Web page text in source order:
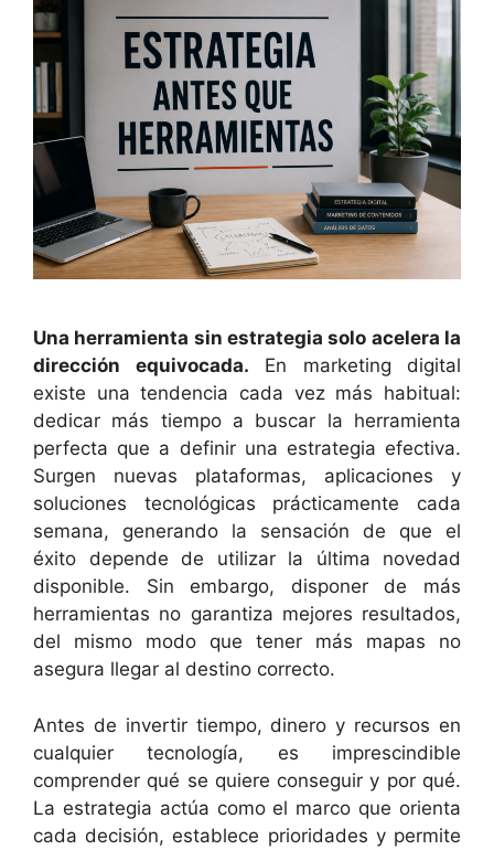
Una herramienta sin estrategia solo acelera la
dirección equivocada. En marketing digital
existe una tendencia cada vez más habitual:
dedicar más tiempo a buscar la herramienta
perfecta que a definir una estrategia efectiva.
Surgen nuevas plataformas, aplicaciones y
soluciones tecnológicas prácticamente cada
semana, generando la sensación de que el
éxito depende de utilizar la última novedad
disponible. Sin embargo, disponer de más
herramientas no garantiza mejores resultados,
del mismo modo que tener más mapas no
asegura llegar al destino correcto.
Antes de invertir tiempo, dinero y recursos en
cualquier tecnología, es imprescindible
comprender qué se quiere conseguir y por qué.
La estrategia actúa como el marco que orienta
cada decisión, establece prioridades y permite